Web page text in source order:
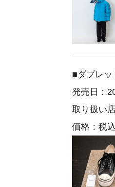
■ダブレッ
発売日：
取り扱い
価格：税